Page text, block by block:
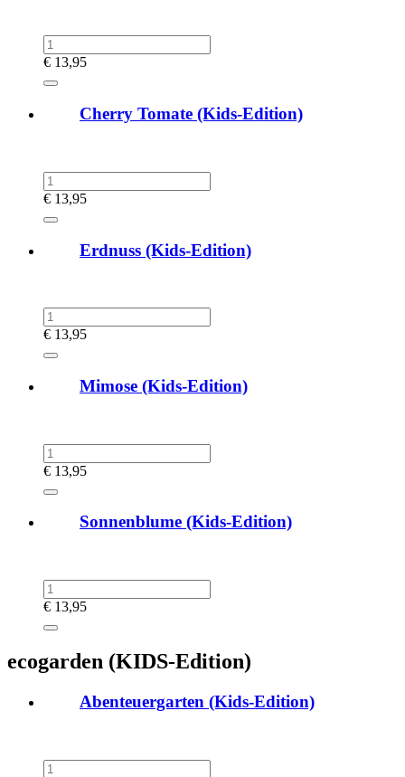
€ 13,95
Cherry Tomate (Kids-Edition)
€ 13,95
Erdnuss (Kids-Edition)
€ 13,95
Mimose (Kids-Edition)
€ 13,95
Sonnenblume (Kids-Edition)
€ 13,95
ecogarden (KIDS-Edition)
Abenteuergarten (Kids-Edition)